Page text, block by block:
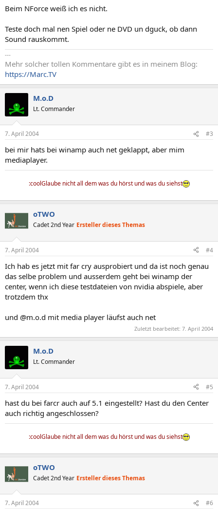
Beim NForce weiß ich es nicht.
Teste doch mal nen Spiel oder ne DVD un dguck, ob dann
Sound rauskommt.
---
Mehr solcher tollen Kommentare gibt es in meinem Blog:
https://Marc.TV
M.o.D
Lt. Commander
7. April 2004 #3
bei mir hats bei winamp auch net geklappt, aber mim
mediaplayer.
:coolGlaube nicht all dem was du hörst und was du siehst
oTWO
Cadet 2nd Year Ersteller dieses Themas
7. April 2004 #4
Ich hab es jetzt mit far cry ausprobiert und da ist noch genau
das selbe problem und ausserdem geht bei winamp der
center, wenn ich diese testdateien von nvidia abspiele, aber
trotzdem thx
und @m.o.d mit media player läufst auch net
Zuletzt bearbeitet: 7. April 2004
M.o.D
Lt. Commander
7. April 2004 #5
hast du bei farcr auch auf 5.1 eingestellt? Hast du den Center
auch richtig angeschlossen?
:coolGlaube nicht all dem was du hörst und was du siehst
oTWO
Cadet 2nd Year Ersteller dieses Themas
7. April 2004 #6